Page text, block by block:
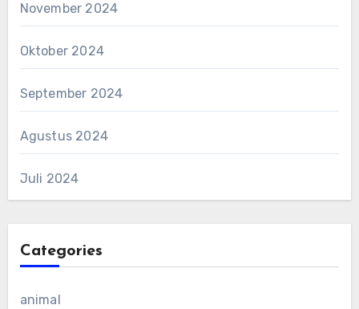
November 2024
Oktober 2024
September 2024
Agustus 2024
Juli 2024
Categories
animal